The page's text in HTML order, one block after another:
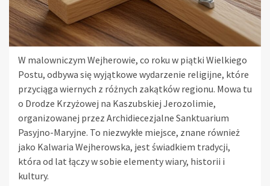
W malowniczym Wejherowie, co roku w piątki Wielkiego
Postu, odbywa się wyjątkowe wydarzenie religijne, które
przyciąga wiernych z różnych zakątków regionu. Mowa tu
o Drodze Krzyżowej na Kaszubskiej Jerozolimie,
organizowanej przez Archidiecezjalne Sanktuarium
Pasyjno-Maryjne. To niezwykłe miejsce, znane również
jako Kalwaria Wejherowska, jest świadkiem tradycji,
która od lat łączy w sobie elementy wiary, historii i
kultury.